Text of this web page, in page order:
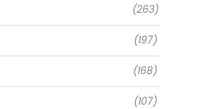
(263)
(197)
(168)
(107)